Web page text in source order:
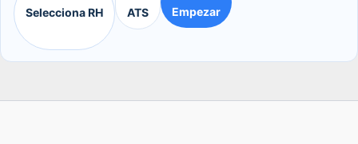
Selecciona RH ATS Empezar